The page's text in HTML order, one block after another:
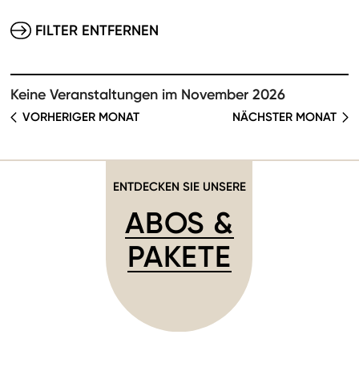
FILTER ENTFERNEN
Keine Veranstaltungen im November 2026
VORHERIGER MONAT NÄCHSTER MONAT
ENTDECKEN SIE UNSERE
ABOS &
PAKETE